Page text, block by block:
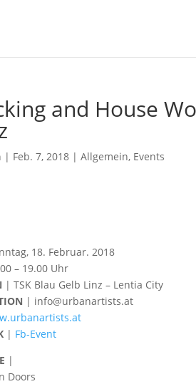
and House
| Feb. 7, 2018 |Allgemein, Events
18. Februar. 2018
– 19.00 Uhr
| TSK Blau Gelb Linz – Lentia City
| info@urbanartists.at
| Fb-Event
|
Doors